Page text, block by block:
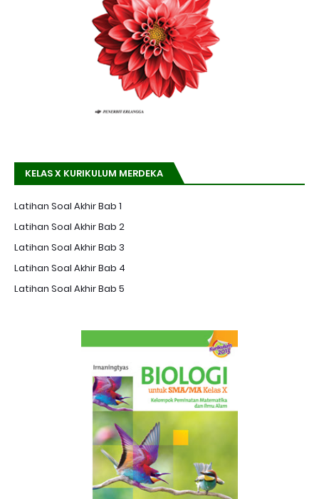
KELAS X KURIKULUM MERDEKA
Latihan Soal Akhir Bab 1
Latihan Soal Akhir Bab 2
Latihan Soal Akhir Bab 3
Latihan Soal Akhir Bab 4
Latihan Soal Akhir Bab 5